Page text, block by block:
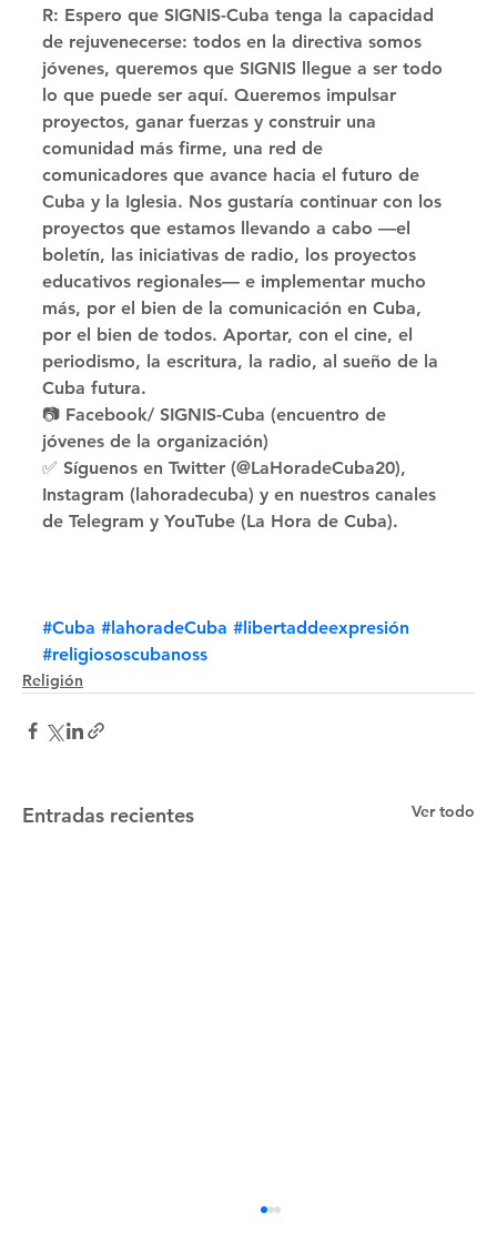
R: Espero que SIGNIS-Cuba tenga la capacidad
de rejuvenecerse: todos en la directiva somos
jóvenes, queremos que SIGNIS llegue a ser todo
lo que puede ser aquí. Queremos impulsar
proyectos, ganar fuerzas y construir una
comunidad más firme, una red de
comunicadores que avance hacia el futuro de
Cuba y la Iglesia. Nos gustaría continuar con los
proyectos que estamos llevando a cabo —el
boletín, las iniciativas de radio, los proyectos
educativos regionales— e implementar mucho
más, por el bien de la comunicación en Cuba,
por el bien de todos. Aportar, con el cine, el
periodismo, la escritura, la radio, al sueño de la
Cuba futura.
📷 Facebook/ SIGNIS-Cuba (encuentro de
jóvenes de la organización)
✅ Síguenos en Twitter (@LaHoradeCuba20),
Instagram (lahoradecuba) y en nuestros canales
de Telegram y YouTube (La Hora de Cuba).
#Cuba #lahoradeCuba #libertaddeexpresión
#religiososcubanoss
Religión
Entradas recientes Ver todo